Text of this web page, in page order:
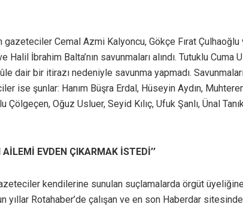
gazeteciler Cemal Azmi Kalyoncu, Gökçe Fırat
İbrahim Balta’nın savunmaları alındı. Tutuklu Cuma
dair bir itirazı nedeniyle savunma yapmadı.
ise şunlar: Hanım Büşra Erdal, Hüseyin Aydın,
Oğuz Usluer, Seyid Kılıç, Ufuk Şanlı, Ünal
EVDEN ÇIKARMAK İSTEDİ’’
kendilerine sunulan suçlamalarda örgüt
yıllar Rotahaber’de çalışan ve en son Haberdar